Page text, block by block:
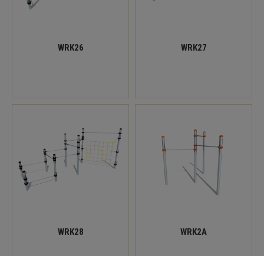
WRK26 WRK27
WRK28 WRK2A